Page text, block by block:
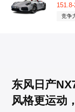
竞争
东风日产
风格更运动